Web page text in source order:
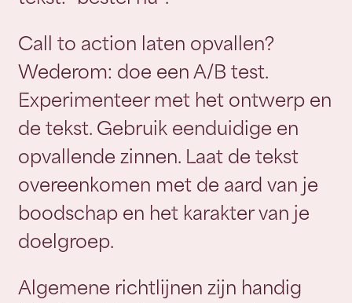
Call to action laten opvallen?
Wederom: doe een A/B test.
Experimenteer met het ontwerp en
de tekst. Gebruik eenduidige en
opvallende zinnen. Laat de tekst
overeenkomen met de aard van je
boodschap en het karakter van je
doelgroep.
Algemene richtlijnen zijn handig